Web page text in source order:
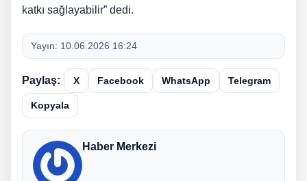
katkı sağlayabilir” dedi.
Yayın: 10.06.2026 16:24
Paylaş: X Facebook WhatsApp Telegram
Kopyala
Haber Merkezi